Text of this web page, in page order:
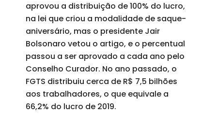
aprovou a distribuição de 100% do lucro,
na lei que criou a modalidade de saque-
aniversário, mas o presidente Jair
Bolsonaro vetou o artigo, e o percentual
passou a ser aprovado a cada ano pelo
Conselho Curador. No ano passado, o
FGTS distribuiu cerca de R$ 7,5 bilhões
aos trabalhadores, o que equivale a
66,2% do lucro de 2019.